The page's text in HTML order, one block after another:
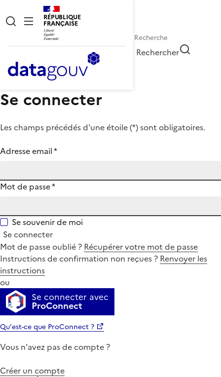
RÉPUBLIQUE
FRANÇAISE
Rechercher
Se connecter
Les champs précédés d'une étoile (*) sont obligatoires.
Adresse email*
Mot de passe*
Se souvenir de moi
Se connecter
Mot de passe oublié ? Récupérer votre mot de passe
Instructions de confirmation non reçues ? Renvoyer les
instructions
ou
Se connecter avec
ProConnect
Qu'est-ce que ProConnect ?
Vous n'avez pas de compte ?
Créer un compte